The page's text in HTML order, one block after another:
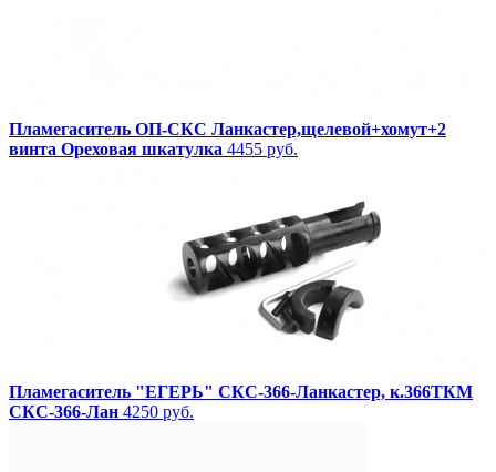
Пламегаситель ОП-СКС Ланкастер,щелевой+хомут+2
винта Ореховая шкатулка 4455 руб.
Пламегаситель "ЕГЕРЬ" СКС-366-Ланкастер, к.366ТКМ
СКС-366-Лан 4250 руб.